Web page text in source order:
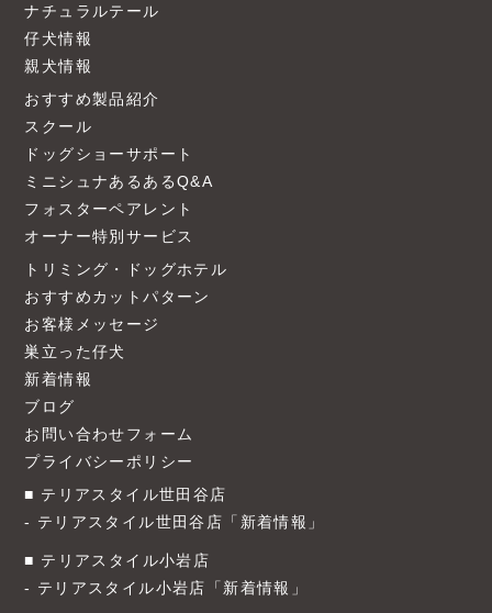
ナチュラルテール
仔犬情報
親犬情報
おすすめ製品紹介
スクール
ドッグショーサポート
ミニシュナあるあるQ&A
フォスターペアレント
オーナー特別サービス
トリミング・ドッグホテル
おすすめカットパターン
お客様メッセージ
巣立った仔犬
新着情報
ブログ
お問い合わせフォーム
プライバシーポリシー
テリアスタイル世田谷店
テリアスタイル世田谷店「新着情報」
テリアスタイル小岩店
テリアスタイル小岩店「新着情報」